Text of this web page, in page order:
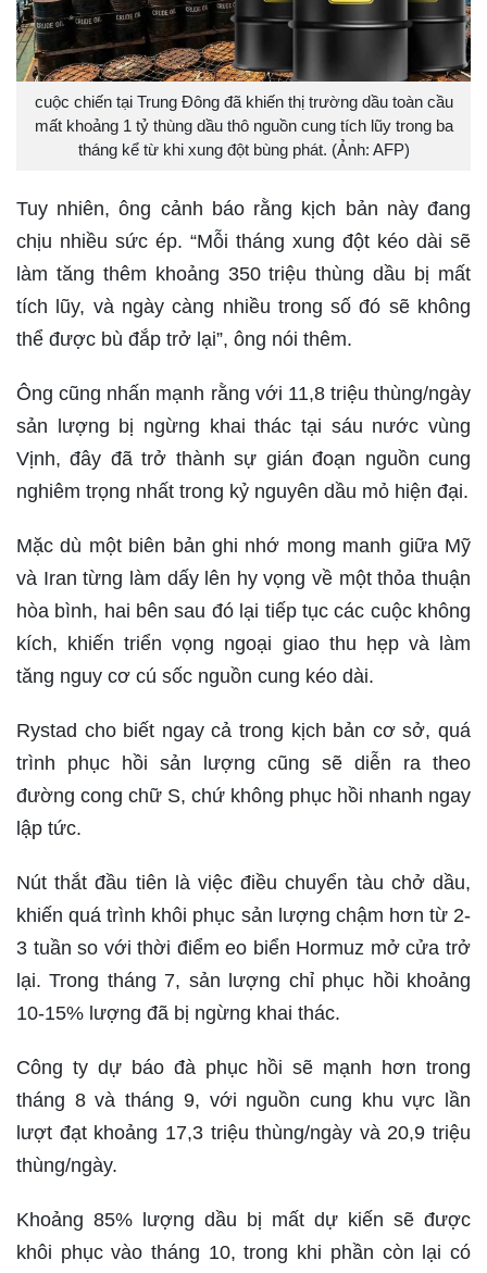
cuộc chiến tại Trung Đông đã khiến thị trường dầu toàn cầu
mất khoảng 1 tỷ thùng dầu thô nguồn cung tích lũy trong ba
tháng kể từ khi xung đột bùng phát. (Ảnh: AFP)
Tuy nhiên, ông cảnh báo rằng kịch bản này đang
chịu nhiều sức ép. “Mỗi tháng xung đột kéo dài sẽ
làm tăng thêm khoảng 350 triệu thùng dầu bị mất
tích lũy, và ngày càng nhiều trong số đó sẽ không
thể được bù đắp trở lại”, ông nói thêm.
Ông cũng nhấn mạnh rằng với 11,8 triệu thùng/ngày
sản lượng bị ngừng khai thác tại sáu nước vùng
Vịnh, đây đã trở thành sự gián đoạn nguồn cung
nghiêm trọng nhất trong kỷ nguyên dầu mỏ hiện đại.
Mặc dù một biên bản ghi nhớ mong manh giữa Mỹ
và Iran từng làm dấy lên hy vọng về một thỏa thuận
hòa bình, hai bên sau đó lại tiếp tục các cuộc không
kích, khiến triển vọng ngoại giao thu hẹp và làm
tăng nguy cơ cú sốc nguồn cung kéo dài.
Rystad cho biết ngay cả trong kịch bản cơ sở, quá
trình phục hồi sản lượng cũng sẽ diễn ra theo
đường cong chữ S, chứ không phục hồi nhanh ngay
lập tức.
Nút thắt đầu tiên là việc điều chuyển tàu chở dầu,
khiến quá trình khôi phục sản lượng chậm hơn từ 2-
3 tuần so với thời điểm eo biển Hormuz mở cửa trở
lại. Trong tháng 7, sản lượng chỉ phục hồi khoảng
10-15% lượng đã bị ngừng khai thác.
Công ty dự báo đà phục hồi sẽ mạnh hơn trong
tháng 8 và tháng 9, với nguồn cung khu vực lần
lượt đạt khoảng 17,3 triệu thùng/ngày và 20,9 triệu
thùng/ngày.
Khoảng 85% lượng dầu bị mất dự kiến sẽ được
khôi phục vào tháng 10, trong khi phần còn lại có